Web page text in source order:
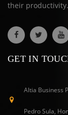
their productivity.
GET IN
Altia Business
Pedro Sula,